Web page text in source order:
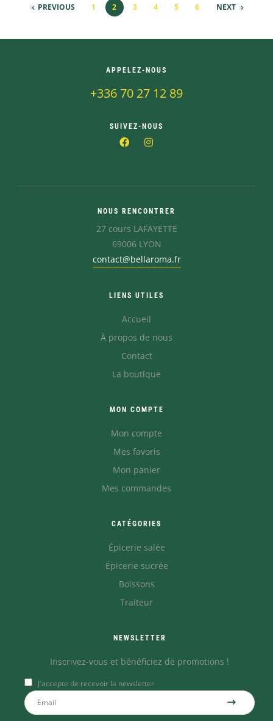
PREVIOUS 1 2 3 4 5 6 NEXT
APPELEZ-NOUS
+336 70 27 12 89
SUIVEZ-NOUS
NOUS RENCONTRER
27 cours LAFAYETTE
69006 LYON
contact@bellaroma.fr
LIENS UTILES
Accueil
À propos de nous
Contact
La boutique
MON COMPTE
Mon compte
Mes favoris
Mon panier
Mes commandes
CATÉGORIES
Épicerie salée
Épicerie sucrée
Boissons
Traiteur
NEWSLETTER
Inscrivez-vous et bénéficiez de promotions !
J'accepte de recevoir la newsletter